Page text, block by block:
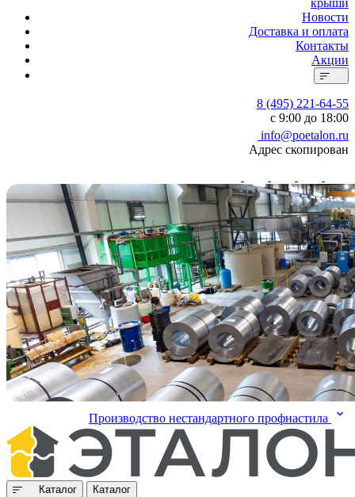
крыши
Новости
Доставка и оплата
Контакты
Акции
8 (495) 221-64-55
с 9:00 до 18:00
info@poetalon.ru
Адрес скопирован
Производство нестандартного профнастила
Каталог Каталог